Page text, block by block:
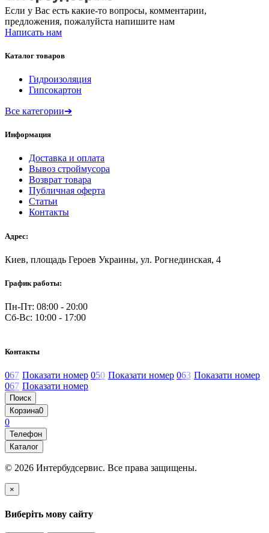
Если у Вас есть какие-то вопросы, комментарии,
предложения, пожалуйста напишите нам
Написать нам
Каталог товаров
Гидроизоляция
Гипсокартон
Все категории➔
Информация
Доставка и оплата
Вывоз строймусора
Возврат товара
Публичная оферта
Статьи
Контакты
Адрес:
Киев, площадь Героев Украины, ул. Рогнединская, 4
График работы:
Пн-Пт: 08:00 - 20:00
Сб-Вс: 10:00 - 17:00
Контакты
067 Показати номер 050 Показати номер 063 Показати номер
067 Показати номер
Поиск
Корзина0
0
Телефон
Каталог
© 2026 Интербудсервис. Все права защищены.
×
Виберіть мову сайту